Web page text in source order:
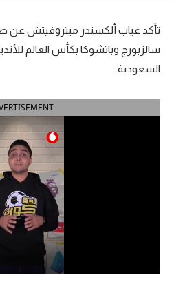
الدوري الإنجليزي الممتاز
الدوري الإسباني
الدوري السعودي للمحترفين
تأكد غياب ألكسندر ميتروفيتش عن
سالزبورج وباتشوكا بكأس العالم
السعودية.